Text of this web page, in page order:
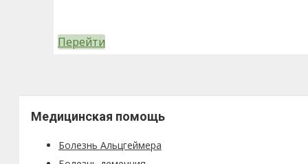
Перейти
Медицинская помощь
Болезнь Альцгеймера